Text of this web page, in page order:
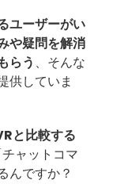
ユーザーがい
や疑問を解消
らう 、そんな
供していま
と比較する
チャットコマ
んですか？